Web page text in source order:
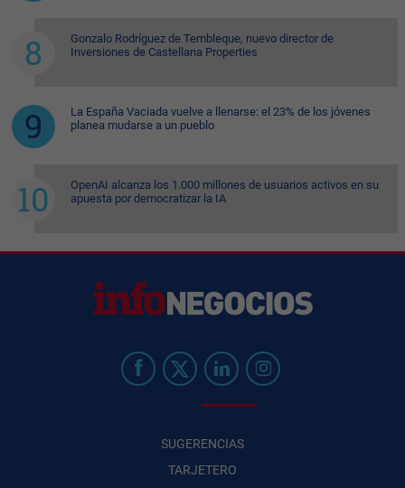
Gonzalo Rodríguez de Tembleque, nuevo director de
Inversiones de Castellana Properties
La España Vaciada vuelve a llenarse: el 23% de los jóvenes
planea mudarse a un pueblo
OpenAI alcanza los 1.000 millones de usuarios activos en su
apuesta por democratizar la IA
SUGERENCIAS
TARJETERO